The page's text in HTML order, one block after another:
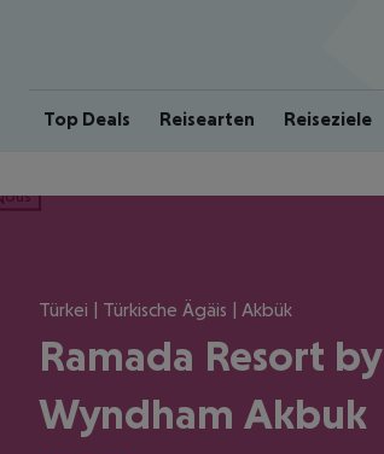
Top Deals Reisearten Reiseziele
Türkei | Türkische Ägäis | Akbük
Ramada Resort by
Wyndham Akbuk